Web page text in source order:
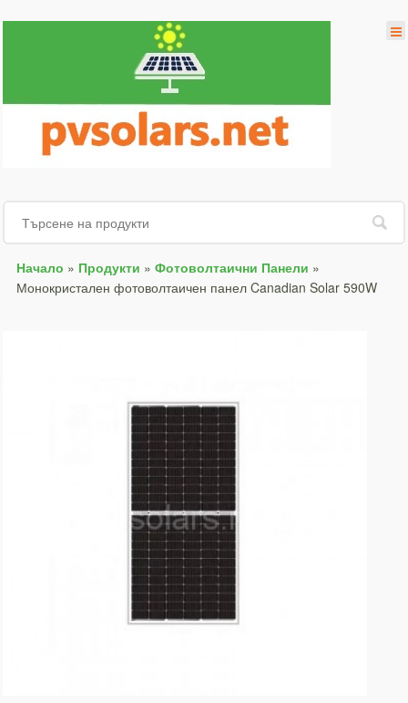
Начало » Продукти » Фотоволтаични Панели »
Монокристален фотоволтаичен панел Canadian Solar 590W